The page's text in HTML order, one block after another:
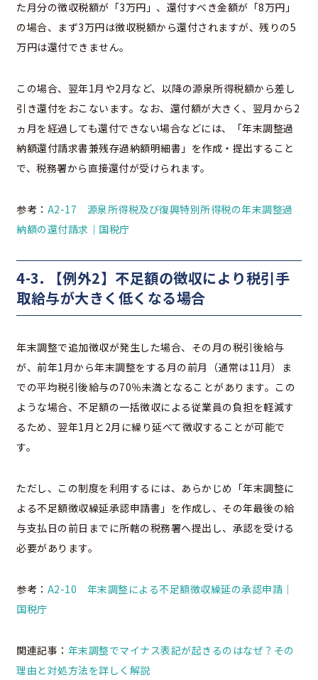
た月分の徴収税額が「3万円」、還付すべき金額が「8万円」
の場合、まず3万円は徴収税額から還付されますが、残りの5
万円は還付できません。
この場合、翌年1月や2月など、以降の源泉所得税額から差し
引き還付をおこないます。なお、還付額が大きく、翌月から2
ヵ月を経過しても還付できない場合などには、「年末調整過
納額還付請求書兼残存過納額明細書」を作成・提出すること
で、税務署から直接還付が受けられます。
参考： A2-17 源泉所得税及び復興特別所得税の年末調整過
納額の還付請求｜国税庁
4-3. 【例外2】不足額の徴収により税引手
取給与が大きく低くなる場合
年末調整で追加徴収が発生した場合、その月の税引後給与
が、前年1月から年末調整をする月の前月（通常は11月）ま
での平均税引後給与の70％未満となることがあります。この
ような場合、不足額の一括徴収による従業員の負担を軽減す
るため、翌年1月と2月に繰り延べて徴収することが可能で
す。
ただし、この制度を利用するには、あらかじめ「年末調整に
よる不足額徴収繰延承認申請書」を作成し、その年最後の給
与支払日の前日までに所轄の税務署へ提出し、承認を受ける
必要があります。
参考： A2-10 年末調整による不足額徴収繰延の承認申請｜
国税庁
関連記事： 年末調整でマイナス表記が起きるのはなぜ？その
理由と対処方法を詳しく解説